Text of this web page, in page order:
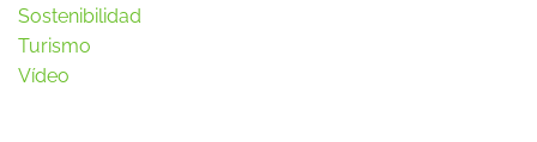
Sostenibilidad
Turismo
Vídeo